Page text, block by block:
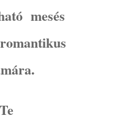
mesés